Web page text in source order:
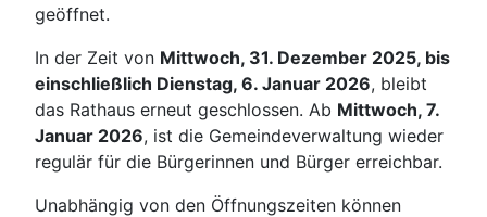
geöffnet.
In der Zeit von Mittwoch, 31. Dezember 2025, bis
einschließlich Dienstag, 6. Januar 2026, bleibt
das Rathaus erneut geschlossen. Ab Mittwoch, 7.
Januar 2026, ist die Gemeindeverwaltung wieder
regulär für die Bürgerinnen und Bürger erreichbar.
Unabhängig von den Öffnungszeiten können